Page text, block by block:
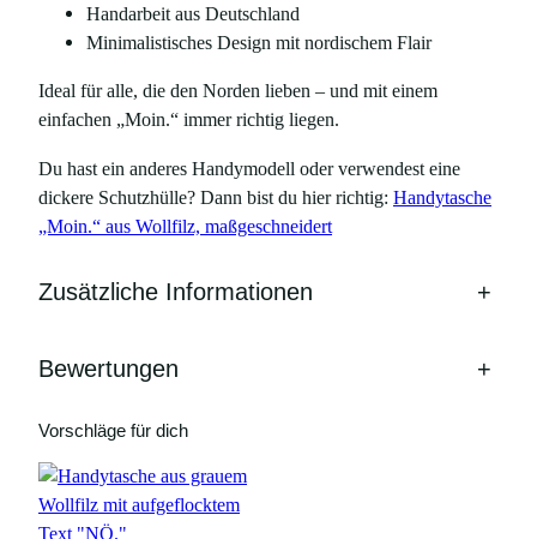
e
e
Handarbeit aus Deutschland
Minimalistisches Design mit nordischem Flair
Ideal für alle, die den Norden lieben – und mit einem
einfachen „Moin.“ immer richtig liegen.
Du hast ein anderes Handymodell oder verwendest eine
dickere Schutzhülle? Dann bist du hier richtig: Handytasche
„Moin.“ aus Wollfilz, maßgeschneidert
Zusätzliche Informationen +
Bewertungen +
Vorschläge für dich